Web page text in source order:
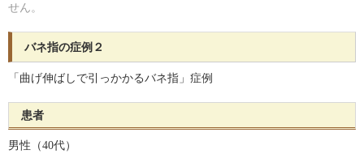
せん。
バネ指の症例２
「曲げ伸ばしで引っかかるバネ指」症例
患者
男性（40代）